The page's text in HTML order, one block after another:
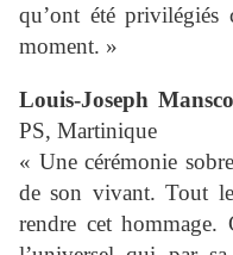
qu’ont été
moment. »
Louis-Joseph
PS, Martinique
« Une cérémonie
de son vivant. Tout
rendre cet hommage.